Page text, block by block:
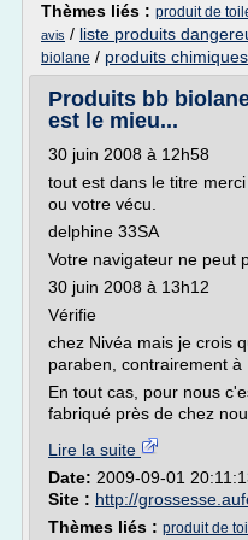
Thèmes liés : produit de
avis / liste produits
biolane / produits
Produits bb
est le mieu...
30 juin 2008 à 12h58
tout est dans le titre
ou votre vécu.
delphine 33SA
Votre navigateur ne peut
30 juin 2008 à 13h12
Vérifie
chez Nivéa mais je crois
paraben, contrairement
En tout cas, pour nous
fabriqué près de chez
Lire la suite
Date: 2009-09-01
Site : http://
Thèmes liés : produit de